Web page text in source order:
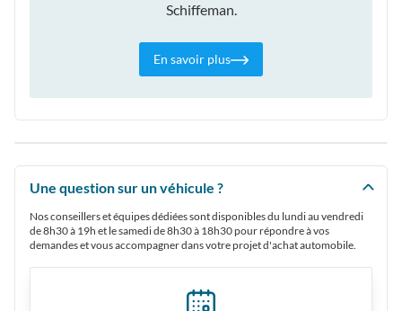
Schiffeman.
En savoir plus
Une question sur un véhicule ?
Nos conseillers et équipes dédiées sont disponibles du lundi au vendredi
de 8h30 à 19h et le samedi de 8h30 à 18h30 pour répondre à vos
demandes et vous accompagner dans votre projet d'achat automobile.